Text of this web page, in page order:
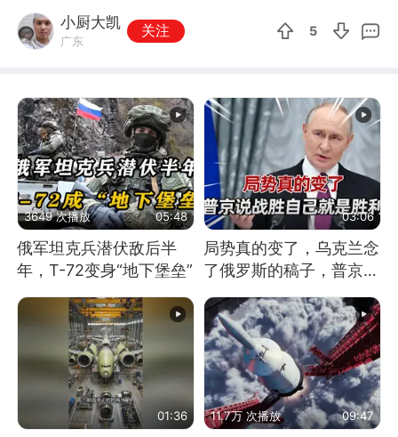
小厨大凯
广东
关注 5
3649 次播放 05:48
俄军坦克兵潜伏敌后半
年，T-72变身“地下堡垒”
03:06
局势真的变了，乌克兰念
了俄罗斯的稿子，普京说
战胜自己就是胜利
01:36 11.7万 次播放 09:47